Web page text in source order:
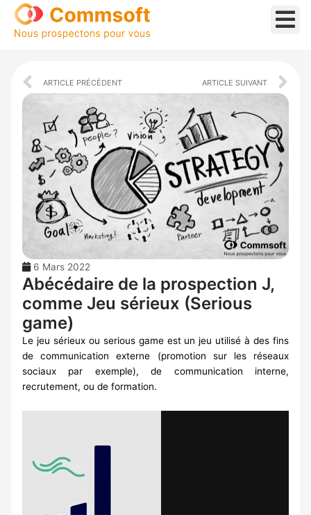
Aller
contenu
Prev
ARTICLE PRÉCÉDENT ARTICLE SUIVANT
6 Mars 2022
Abécédaire de la prospection J,
comme Jeu sérieux (Serious
game)
Le jeu sérieux ou serious game est un jeu utilisé à des fins
de communication externe (promotion sur les réseaux
sociaux par exemple), de communication interne,
recrutement, ou de formation.